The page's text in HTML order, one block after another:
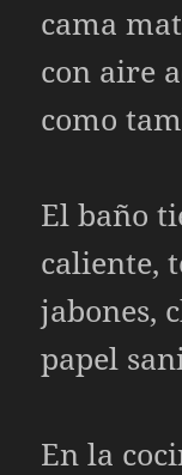
cama
con aire
como
El baño
caliente,
jabones,
papel
En la